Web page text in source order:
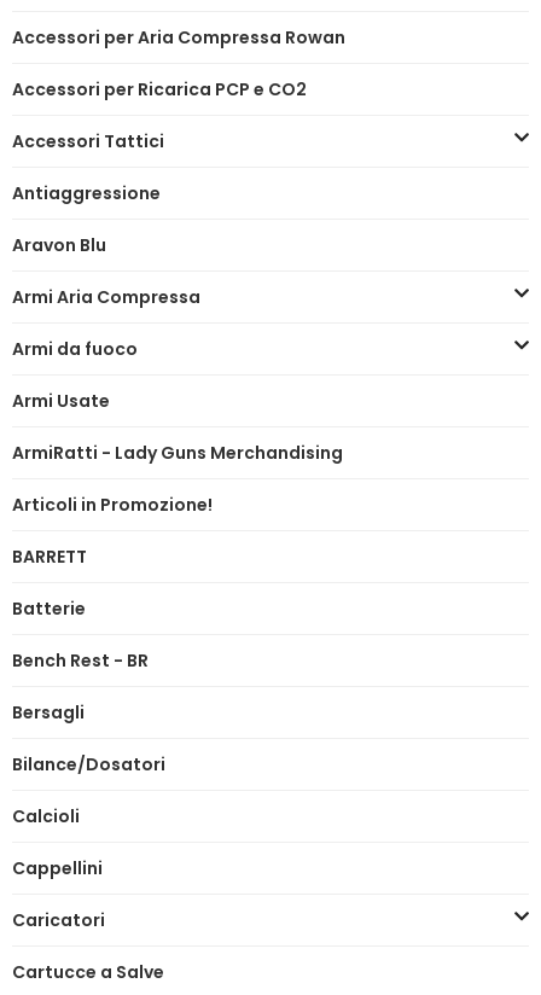
Accessori per Aria Compressa Rowan
Accessori per Ricarica PCP e CO2
Accessori Tattici
Antiaggressione
Aravon Blu
Armi Aria Compressa
Armi da fuoco
Armi Usate
ArmiRatti - Lady Guns Merchandising
Articoli in Promozione!
BARRETT
Batterie
Bench Rest - BR
Bersagli
Bilance/Dosatori
Calcioli
Cappellini
Caricatori
Cartucce a Salve